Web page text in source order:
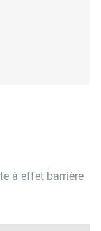
à effet barrière